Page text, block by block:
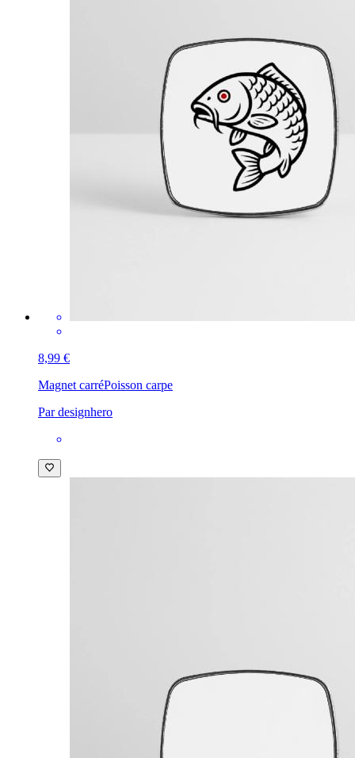
8,99 €
Magnet carréPoisson carpe
Par designhero